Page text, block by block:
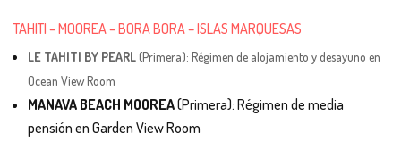
TAHITI – MOOREA – BORA BORA – ISLAS MARQUESAS
LE TAHITI BY PEARL(Primera): Régimen de alojamiento y desayuno en
Ocean View Room
MANAVA BEACH MOOREA(Primera): Régimen de media
pensión en Garden View Room